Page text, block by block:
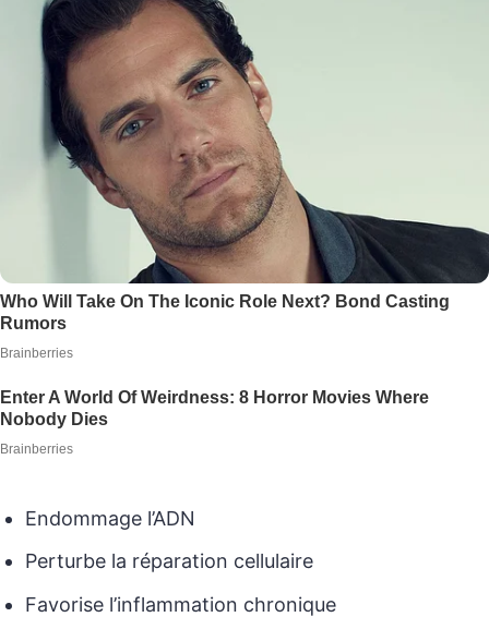
Endommage l’ADN
Perturbe la réparation cellulaire
Favorise l’inflammation chronique